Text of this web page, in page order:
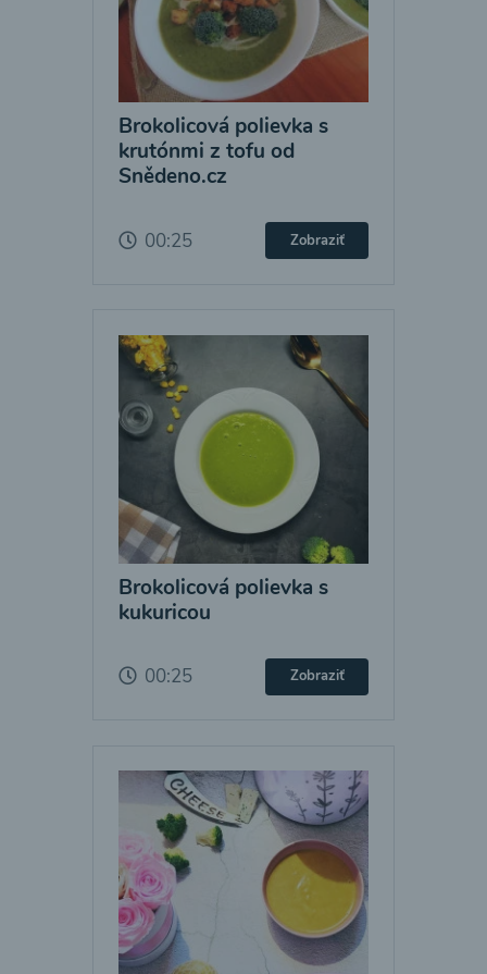
Brokolicová polievka s
krutónmi z tofu od
Snědeno.cz
00:25 Zobraziť
Brokolicová polievka s
kukuricou
00:25 Zobraziť